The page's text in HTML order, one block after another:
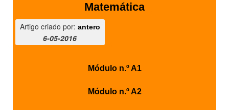
Matemática
Artigo criado por: antero
6-05-2016
Módulo n.º A1
Módulo n.º A2